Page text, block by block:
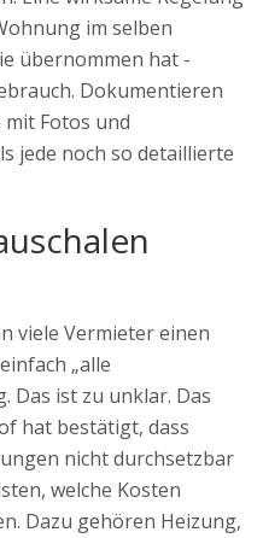
im selben
übernommen hat -
Dokumentieren
mit Fotos und
jede noch so detaillierte
viele Vermieter einen
„alle
Das ist zu unklar. Das
hat bestätigt, dass
nicht durchsetzbar
welche Kosten
Dazu gehören Heizung,